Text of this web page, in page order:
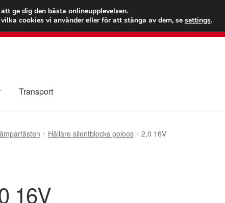
Ring
Transport
Hållare silentblocks poloos 2,0 16V
16V
ge dig den bästa onlineupplevelsen.
cookies vi använder eller för att stänga av dem, se settings.